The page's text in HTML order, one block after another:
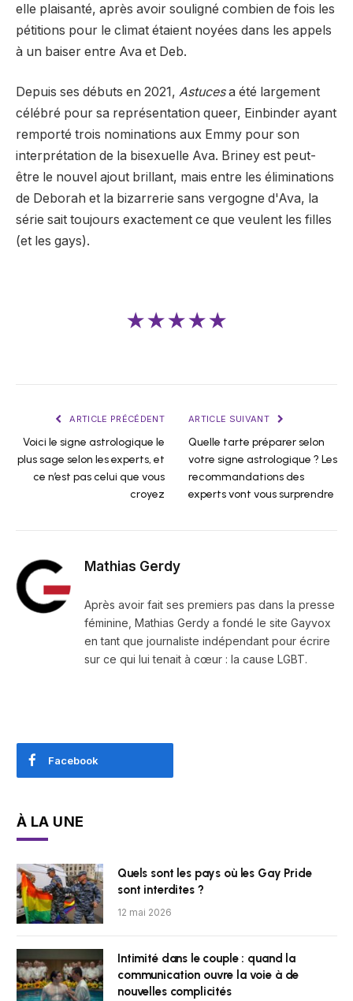
elle plaisanté, après avoir souligné combien de fois les
pétitions pour le climat étaient noyées dans les appels
à un baiser entre Ava et Deb.
Depuis ses débuts en 2021, Astucesa été largement
célébré pour sa représentation queer, Einbinder ayant
remporté trois nominations aux Emmy pour son
interprétation de la bisexuelle Ava. Briney est peut-
être le nouvel ajout brillant, mais entre les éliminations
de Deborah et la bizarrerie sans vergogne d'Ava, la
série sait toujours exactement ce que veulent les filles
(et les gays).
★★★★★
ARTICLE PRÉCÉDENT
Voici le signe astrologique le
plus sage selon les experts, et
ce n’est pas celui que vous
croyez
ARTICLE SUIVANT
Quelle tarte préparer selon
votre signe astrologique ? Les
recommandations des
experts vont vous surprendre
Mathias Gerdy
Après avoir fait ses premiers pas dans la presse
féminine, Mathias Gerdy a fondé le site Gayvox
en tant que journaliste indépendant pour écrire
sur ce qui lui tenait à cœur : la cause LGBT.
Facebook
À LA UNE
Quels sont les pays où les Gay Pride
sont interdites ?
12 mai 2026
Intimité dans le couple : quand la
communication ouvre la voie à de
nouvelles complicités